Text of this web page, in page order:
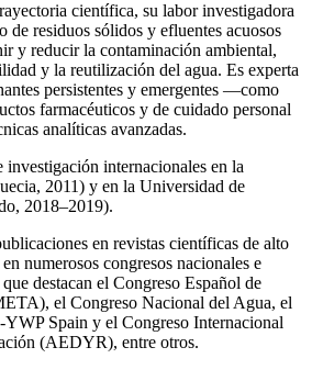
científica, su labor investigadora
de residuos sólidos y efluentes acuosos
y reducir la contaminación ambiental,
y la reutilización del agua. Es experta
persistentes y emergentes —como
farmacéuticos y de cuidado personal
analíticas avanzadas.
investigación internacionales en la
2011) y en la Universidad de
2018–2019).
en revistas científicas de alto
numerosos congresos nacionales e
destacan el Congreso Español de
el Congreso Nacional del Agua, el
Spain y el Congreso Internacional
(AEDYR), entre otros.